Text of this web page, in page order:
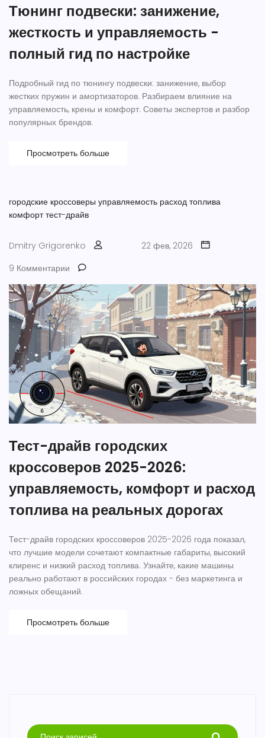
Тюнинг подвески: занижение,
жесткость и управляемость -
полный гид по настройке
Подробный гид по тюнингу подвески: занижение, выбор
жестких пружин и амортизаторов. Разбираем влияние на
управляемость, крены и комфорт. Советы экспертов и разбор
популярных брендов.
Просмотреть больше
городские кроссоверы управляемость расход топлива
комфорт тест-драйв
Dmitry Grigorenko
22 фев, 2026
9 Комментарии
Тест-драйв городских
кроссоверов 2025-2026:
управляемость, комфорт и расход
топлива на реальных дорогах
Тест-драйв городских кроссоверов 2025-2026 года показал,
что лучшие модели сочетают компактные габариты, высокий
клиренс и низкий расход топлива. Узнайте, какие машины
реально работают в российских городах - без маркетинга и
ложных обещаний.
Просмотреть больше